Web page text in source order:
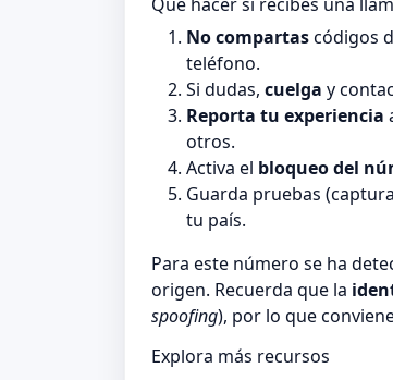
No compartascódigos
teléfono.
Si dudas, cuelga y
Reporta tu experiencia
otros.
Activa el bloqueo del
Guarda pruebas
tu país.
Para este número se ha
origen. Recuerda que la
spoofing), por lo que
Explora más recursos